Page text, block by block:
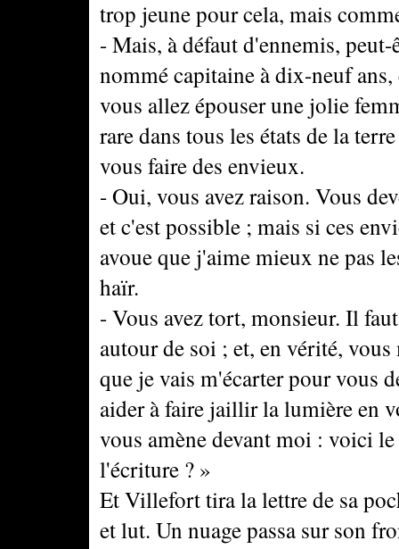
trop jeune pour cela, mais
- Mais, à défaut d'ennemis,
nommé capitaine à dix-neuf
vous allez épouser une jolie
rare dans tous les états de la
vous faire des envieux.
- Oui, vous avez raison. Vous
et c'est possible ; mais si ces
avoue que j'aime mieux ne pas
haïr.
- Vous avez tort, monsieur. Il
autour de soi ; et, en vérité,
que je vais m'écarter pour vous
aider à faire jaillir la lumière en
vous amène devant moi : voici
l'écriture ? »
Et Villefort tira la lettre de sa
et lut. Un nuage passa sur son